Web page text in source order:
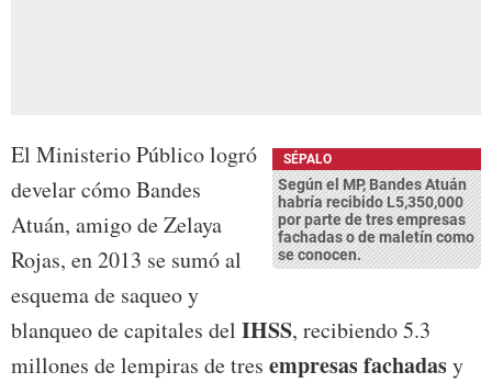
SÉPALO
Según el MP, Bandes Atuán
habría recibido L5,350,000
por parte de tres empresas
fachadas o de maletín como
se conocen.
El Ministerio Público logró
develar cómo Bandes
Atuán, amigo de Zelaya
Rojas, en 2013 se sumó al
esquema de saqueo y
blanqueo de capitales del IHSS, recibiendo 5.3
millones de lempiras de tres empresas fachadasy